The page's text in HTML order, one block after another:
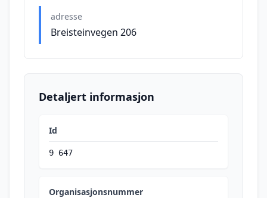
adresse
Breisteinvegen 206
Detaljert informasjon
Id
9 647
Organisasjonsnummer